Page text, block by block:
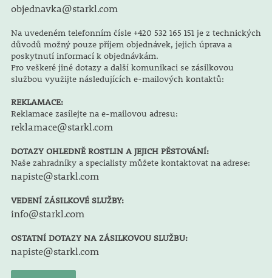
objednavka@starkl.com
Na uvedeném telefonním čísle +420 532 165 151 je z technických
důvodů možný pouze příjem objednávek, jejich úprava a
poskytnutí informací k objednávkám.
Pro veškeré jiné dotazy a další komunikaci se zásilkovou
službou využijte následujících e-mailových kontaktů:
REKLAMACE:
Reklamace zasílejte na e-mailovou adresu:
reklamace@starkl.com
DOTAZY OHLEDNĚ ROSTLIN A JEJICH PĚSTOVÁNÍ:
Naše zahradníky a specialisty můžete kontaktovat na adrese:
napiste@starkl.com
VEDENÍ ZÁSILKOVÉ SLUŽBY:
info@starkl.com
OSTATNÍ DOTAZY NA ZÁSILKOVOU SLUŽBU:
napiste@starkl.com